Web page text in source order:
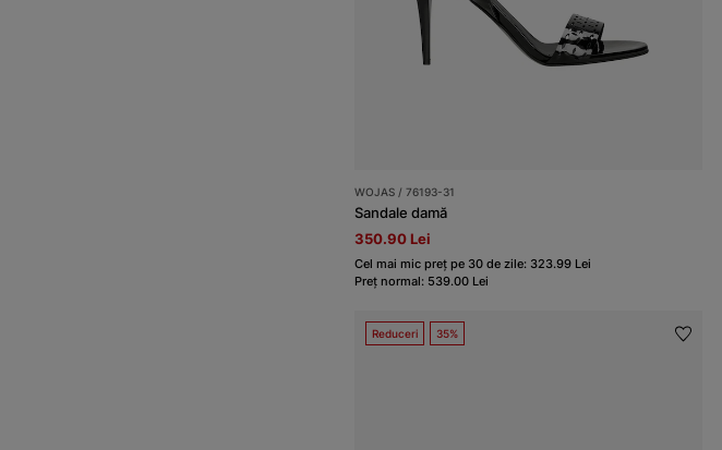
WOJAS / 76193-31
Sandale damă
350.90 Lei
Cel mai mic preț pe 30 de zile: 323.99 Lei
Preț normal: 539.00 Lei
Reduceri 35%